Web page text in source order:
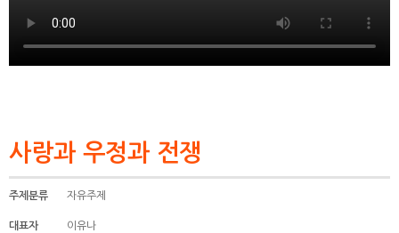
사랑과 우정과 전쟁
주제분류 자유주제
대표자 이유나